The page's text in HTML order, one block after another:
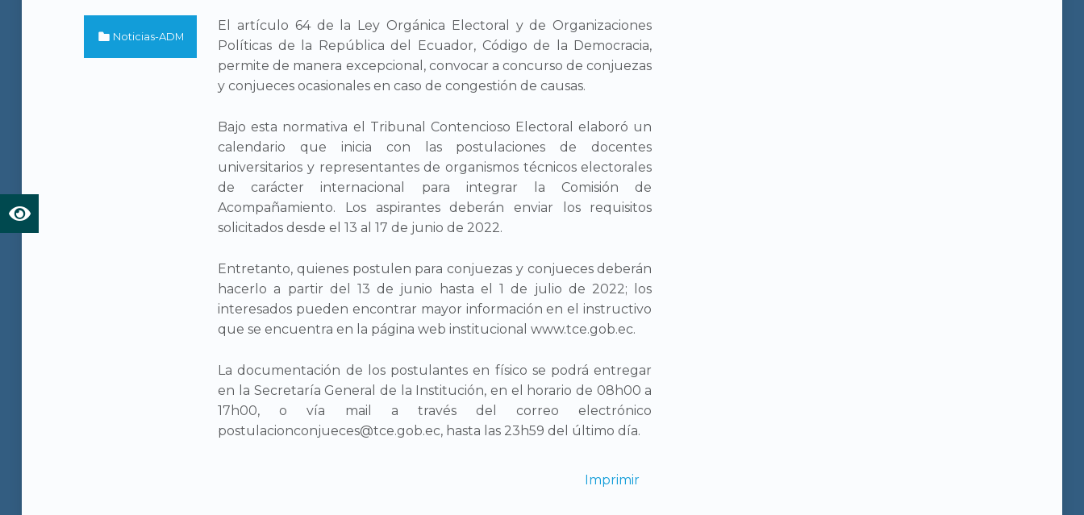
El artículo 64 de la Ley Orgánica Electoral y de Organizaciones
Políticas de la República del Ecuador, Código de la Democracia,
permite de manera excepcional, convocar a concurso de conjuezas
y conjueces ocasionales en caso de congestión de causas.
Bajo esta normativa el Tribunal Contencioso Electoral elaboró un
calendario que inicia con las postulaciones de docentes
universitarios y representantes de organismos técnicos electorales
de carácter internacional para integrar la Comisión de
Acompañamiento. Los aspirantes deberán enviar los requisitos
solicitados desde el 13 al 17 de junio de 2022.
Entretanto, quienes postulen para conjuezas y conjueces deberán
hacerlo a partir del 13 de junio hasta el 1 de julio de 2022; los
interesados pueden encontrar mayor información en el instructivo
que se encuentra en la página web institucional www.tce.gob.ec.
La documentación de los postulantes en físico se podrá entregar
en la Secretaría General de la Institución, en el horario de 08h00 a
17h00, o vía mail a través del correo electrónico
postulacionconjueces@tce.gob.ec, hasta las 23h59 del último día.
Imprimir
Categorized in:
Noticias-ADM